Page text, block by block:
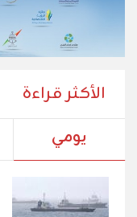
الأكثر قراءة
يومي